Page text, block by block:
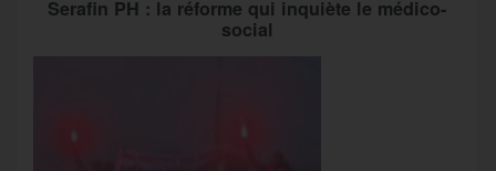
Serafin PH : la réforme qui inquiète le médico-
social